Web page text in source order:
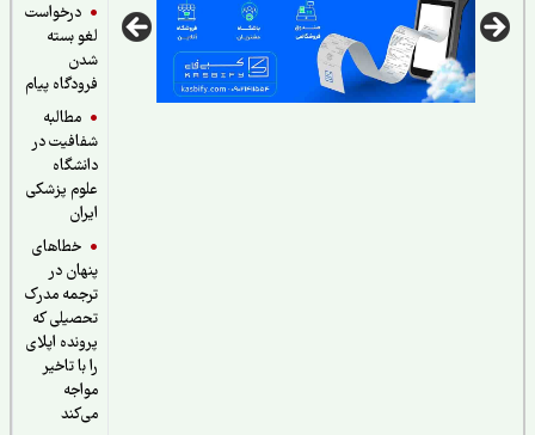
درخواست
لغو بسته
شدن
فرودگاه پیام
مطالبه
شفافیت در
دانشگاه
علوم پزشکی
ایران
خطاهای
پنهان در
ترجمه مدرک
تحصیلی که
پرونده اپلای
را با تاخیر
مواجه
می‌کند